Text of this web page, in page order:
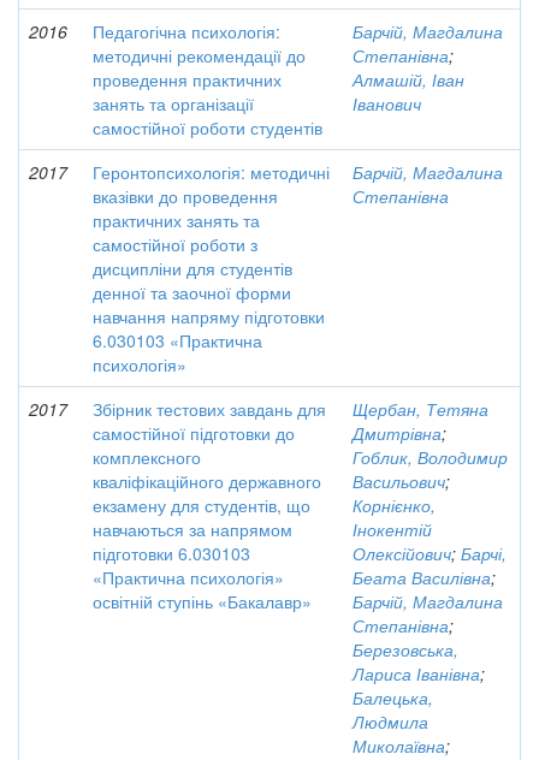
2016
Педагогічна психологія:
методичні рекомендації до
проведення практичних
занять та організації
самостійної роботи студентів
Барчій, Магдалина
Степанівна;
Алмашій, Іван
Іванович
2017
Геронтопсихологія: методичні
вказівки до проведення
практичних занять та
самостійної роботи з
дисципліни для студентів
денної та заочної форми
навчання напряму підготовки
6.030103 «Практична
психологія»
Барчій, Магдалина
Степанівна
2017
Збірник тестових завдань для
самостійної підготовки до
комплексного
кваліфікаційного державного
екзамену для студентів, що
навчаються за напрямом
підготовки 6.030103
«Практична психологія»
освітній ступінь «Бакалавр»
Щербан, Тетяна
Дмитрівна;
Гоблик, Володимир
Васильович;
Корнієнко,
Інокентій
Олексійович; Барчі,
Беата Василівна;
Барчій, Магдалина
Степанівна;
Березовська,
Лариса Іванівна;
Балецька,
Людмила
Миколаївна;